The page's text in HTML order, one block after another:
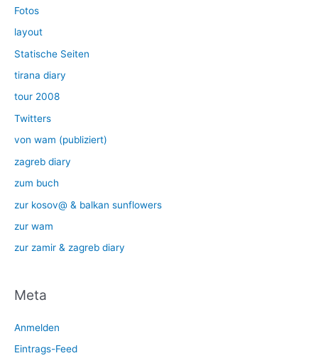
Fotos
layout
Statische Seiten
tirana diary
tour 2008
Twitters
von wam (publiziert)
zagreb diary
zum buch
zur kosov@ & balkan sunflowers
zur wam
zur zamir & zagreb diary
Meta
Anmelden
Eintrags-Feed